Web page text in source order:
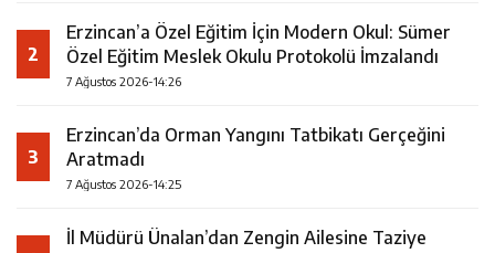
2
Erzincan’a Özel Eğitim İçin Modern Okul: Sümer
Özel Eğitim Meslek Okulu Protokolü İmzalandı
7 Ağustos 2026-14:26
3
Erzincan’da Orman Yangını Tatbikatı Gerçeğini
Aratmadı
7 Ağustos 2026-14:25
İl Müdürü Ünalan’dan Zengin Ailesine Taziye